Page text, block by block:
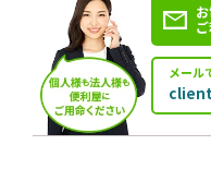
メール